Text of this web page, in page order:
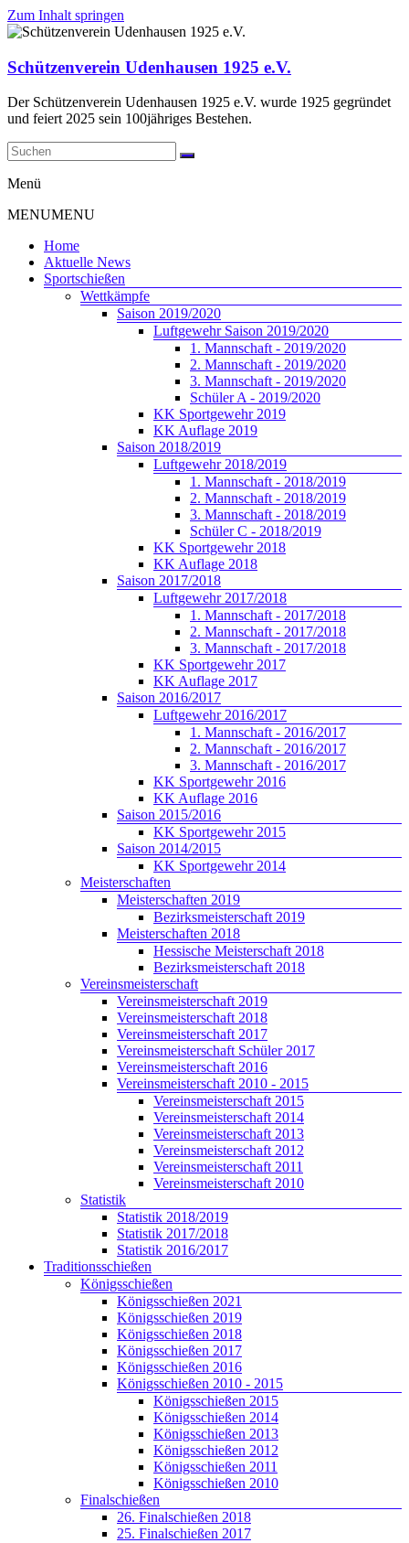
Zum Inhalt springen
Schützenverein Udenhausen 1925 e.V.
Der Schützenverein Udenhausen 1925 e.V. wurde 1925 gegründet
und feiert 2025 sein 100jähriges Bestehen.
Menü
MENUMENU
Home
Aktuelle News
Sportschießen
Wettkämpfe
Saison 2019/2020
Luftgewehr Saison 2019/2020
1. Mannschaft - 2019/2020
2. Mannschaft - 2019/2020
3. Mannschaft - 2019/2020
Schüler A - 2019/2020
KK Sportgewehr 2019
KK Auflage 2019
Saison 2018/2019
Luftgewehr 2018/2019
1. Mannschaft - 2018/2019
2. Mannschaft - 2018/2019
3. Mannschaft - 2018/2019
Schüler C - 2018/2019
KK Sportgewehr 2018
KK Auflage 2018
Saison 2017/2018
Luftgewehr 2017/2018
1. Mannschaft - 2017/2018
2. Mannschaft - 2017/2018
3. Mannschaft - 2017/2018
KK Sportgewehr 2017
KK Auflage 2017
Saison 2016/2017
Luftgewehr 2016/2017
1. Mannschaft - 2016/2017
2. Mannschaft - 2016/2017
3. Mannschaft - 2016/2017
KK Sportgewehr 2016
KK Auflage 2016
Saison 2015/2016
KK Sportgewehr 2015
Saison 2014/2015
KK Sportgewehr 2014
Meisterschaften
Meisterschaften 2019
Bezirksmeisterschaft 2019
Meisterschaften 2018
Hessische Meisterschaft 2018
Bezirksmeisterschaft 2018
Vereinsmeisterschaft
Vereinsmeisterschaft 2019
Vereinsmeisterschaft 2018
Vereinsmeisterschaft 2017
Vereinsmeisterschaft Schüler 2017
Vereinsmeisterschaft 2016
Vereinsmeisterschaft 2010 - 2015
Vereinsmeisterschaft 2015
Vereinsmeisterschaft 2014
Vereinsmeisterschaft 2013
Vereinsmeisterschaft 2012
Vereinsmeisterschaft 2011
Vereinsmeisterschaft 2010
Statistik
Statistik 2018/2019
Statistik 2017/2018
Statistik 2016/2017
Traditionsschießen
Königsschießen
Königsschießen 2021
Königsschießen 2019
Königsschießen 2018
Königsschießen 2017
Königsschießen 2016
Königsschießen 2010 - 2015
Königsschießen 2015
Königsschießen 2014
Königsschießen 2013
Königsschießen 2012
Königsschießen 2011
Königsschießen 2010
Finalschießen
26. Finalschießen 2018
25. Finalschießen 2017